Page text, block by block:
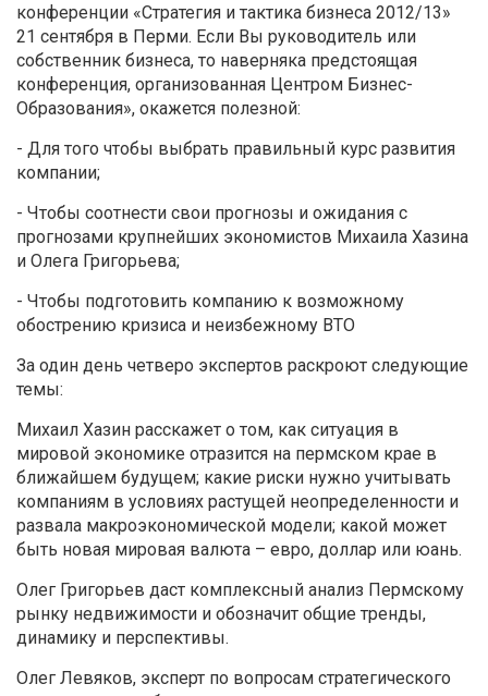
конференции «Стратегия и тактика бизнеса 2012/13»
21 сентября в Перми. Если Вы руководитель или
собственник бизнеса, то наверняка предстоящая
конференция, организованная Центром Бизнес-
Образования», окажется полезной:
- Для того чтобы выбрать правильный курс развития
компании;
- Чтобы соотнести свои прогнозы и ожидания с
прогнозами крупнейших экономистов Михаила Хазина
и Олега Григорьева;
- Чтобы подготовить компанию к возможному
обострению кризиса и неизбежному ВТО
За один день четверо экспертов раскроют следующие
темы:
Михаил Хазин расскажет о том, как ситуация в
мировой экономике отразится на пермском крае в
ближайшем будущем; какие риски нужно учитывать
компаниям в условиях растущей неопределенности и
развала макроэкономической модели; какой может
быть новая мировая валюта – евро, доллар или юань.
Олег Григорьев даст комплексный анализ Пермскому
рынку недвижимости и обозначит общие тренды,
динамику и перспективы.
Олег Левяков, эксперт по вопросам стратегического